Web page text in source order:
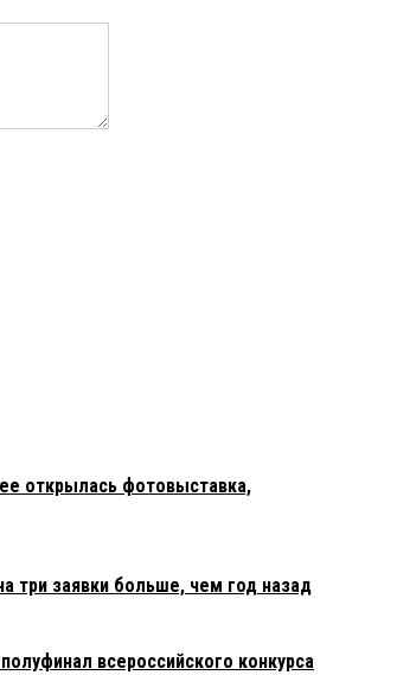
открылась фотовыставка,
три заявки больше, чем год назад
всероссийского конкурса